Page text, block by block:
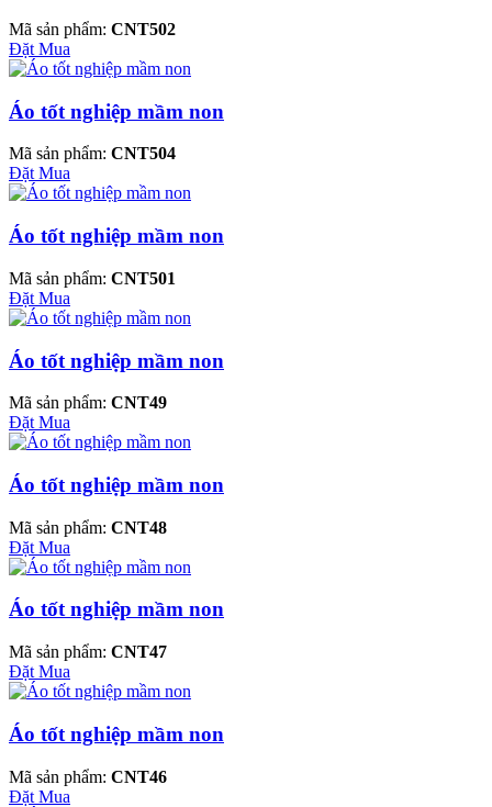
Mã sản phẩm: CNT502
Đặt Mua
Áo tốt nghiệp mầm non
Mã sản phẩm: CNT504
Đặt Mua
Áo tốt nghiệp mầm non
Mã sản phẩm: CNT501
Đặt Mua
Áo tốt nghiệp mầm non
Mã sản phẩm: CNT49
Đặt Mua
Áo tốt nghiệp mầm non
Mã sản phẩm: CNT48
Đặt Mua
Áo tốt nghiệp mầm non
Mã sản phẩm: CNT47
Đặt Mua
Áo tốt nghiệp mầm non
Mã sản phẩm: CNT46
Đặt Mua